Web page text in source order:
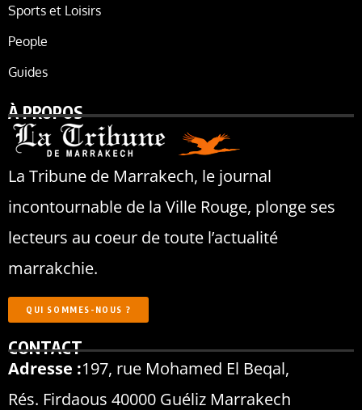
Sports et Loisirs
People
Guides
À PROPOS
La Tribune de Marrakech, le journal
incontournable de la Ville Rouge, plonge ses
lecteurs au coeur de toute l’actualité
marrakchie.
QUI SOMMES-NOUS ?
CONTACT
Adresse :197, rue Mohamed El Beqal,
Rés. Firdaous 40000 Guéliz Marrakech